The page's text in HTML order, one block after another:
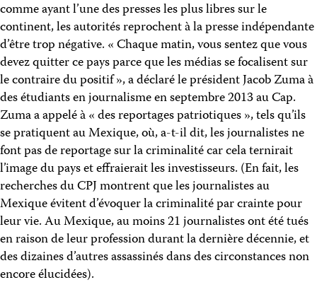
comme ayant l’une des presses les plus libres sur le
continent, les autorités reprochent à la presse indépendante
d’être trop négative. « Chaque matin, vous sentez que vous
devez quitter ce pays parce que les médias se focalisent sur
le contraire du positif », a déclaré le président Jacob Zuma à
des étudiants en journalisme en septembre 2013 au Cap.
Zuma a appelé à « des reportages patriotiques », tels qu’ils
se pratiquent au Mexique, où, a-t-il dit, les journalistes ne
font pas de reportage sur la criminalité car cela ternirait
l’image du pays et effraierait les investisseurs. (En fait, les
recherches du CPJ montrent que les journalistes au
Mexique évitent d’évoquer la criminalité par crainte pour
leur vie. Au Mexique, au moins 21 journalistes ont été tués
en raison de leur profession durant la dernière décennie, et
des dizaines d’autres assassinés dans des circonstances non
encore élucidées).